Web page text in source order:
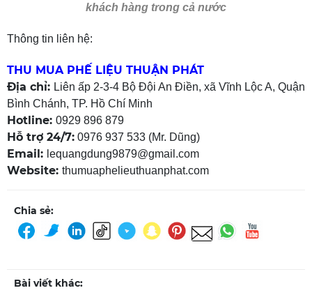
khách hàng trong cả nước
Thông tin liên hệ:
THU MUA PHẾ LIỆU THUẬN PHÁT
Địa chỉ: Liên ấp 2-3-4 Bộ Đội An Điền, xã Vĩnh Lộc A, Quận
Bình Chánh, TP. Hồ Chí Minh
Hotline: 0929 896 879
Hỗ trợ 24/7: 0976 937 533 (Mr. Dũng)
Email: lequangdung9879@gmail.com
Website: thumuaphelieuthuanphat.com
Chia sẻ:
Bài viết khác: